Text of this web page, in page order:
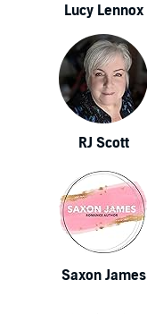
Lucy Lennox
RJ Scott
Saxon James